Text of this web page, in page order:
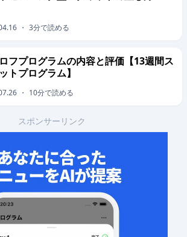
・ 3分で読める
フプログラムの内容と評価【13週間ス
トプログラム】
・ 10分で読める
スポンサーリンク